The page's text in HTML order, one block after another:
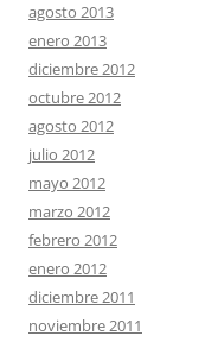
agosto 2013
enero 2013
diciembre 2012
octubre 2012
agosto 2012
julio 2012
mayo 2012
marzo 2012
febrero 2012
enero 2012
diciembre 2011
noviembre 2011